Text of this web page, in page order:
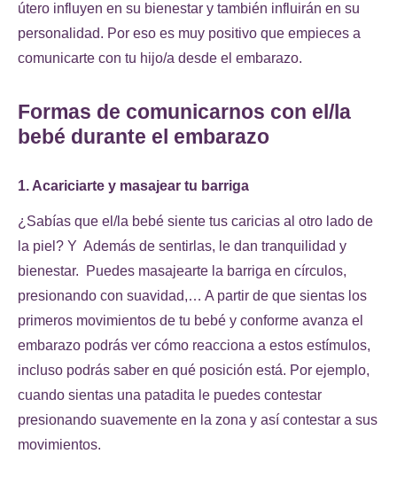
útero influyen en su bienestar y también influirán en su
personalidad. Por eso es muy positivo que empieces a
comunicarte con tu hijo/a desde el embarazo.
Formas de comunicarnos con el/la
bebé durante el embarazo
1. Acariciarte y masajear tu barriga
¿Sabías que el/la bebé siente tus caricias al otro lado de
la piel? Y Además de sentirlas, le dan tranquilidad y
bienestar. Puedes masajearte la barriga en círculos,
presionando con suavidad,… A partir de que sientas los
primeros movimientos de tu bebé y conforme avanza el
embarazo podrás ver cómo reacciona a estos estímulos,
incluso podrás saber en qué posición está. Por ejemplo,
cuando sientas una patadita le puedes contestar
presionando suavemente en la zona y así contestar a sus
movimientos.